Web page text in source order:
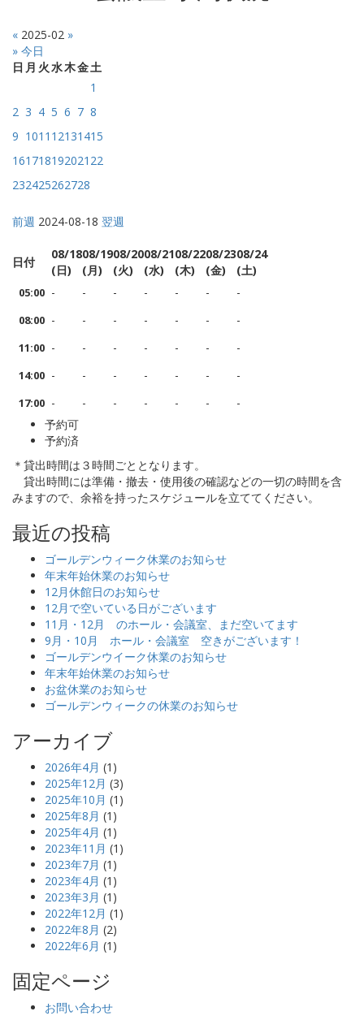
« 2025-02 »
» 今日
日 月 火水木金土
1
2 3 4 5 6 7 8
9 1011 12131415
161718192021 22
232425262728
前週 2024-08-18 翌週
日付
08/18
(日)
08/19
(月)
08/20
(火)
08/21
(水)
08/22
(木)
08/23
(金)
08/24
(土)
05:00 - - - - - - -
08:00 - - - - - - -
11:00 - - - - - - -
14:00 - - - - - - -
17:00 - - - - - -
-
予約可
予約済
＊貸出時間は３時間ごととなります。
貸出時間には準備・撤去・使用後の確認などの一切の時間を含
みますので、余裕を持ったスケジュールを立ててください。
最近の投稿
ゴールデンウィーク休業のお知らせ
年末年始休業のお知らせ
12月休館日のお知らせ
12月で空いている日がございます
11月・12月 のホール・会議室、まだ空いてます
9月・10月 ホール・会議室 空きがございます！
ゴールデンウイーク休業のお知らせ
年末年始休業のお知らせ
お盆休業のお知らせ
ゴールデンウィークの休業のお知らせ
アーカイブ
2026年4月 (1)
2025年12月 (3)
2025年10月 (1)
2025年8月 (1)
2025年4月 (1)
2023年11月 (1)
2023年7月 (1)
2023年4月 (1)
2023年3月 (1)
2022年12月 (1)
2022年8月 (2)
2022年6月 (1)
固定ページ
お問い合わせ